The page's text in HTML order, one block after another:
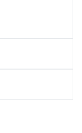
ყველა